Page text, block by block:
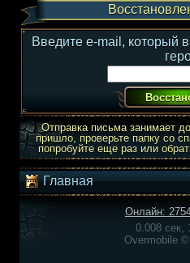
Введите e-mail, который
Отправка письма занимает
пришло, проверьте папку со
попробуйте еще раз или
Главная
Онлайн:
0.008 сек,
Overmobile